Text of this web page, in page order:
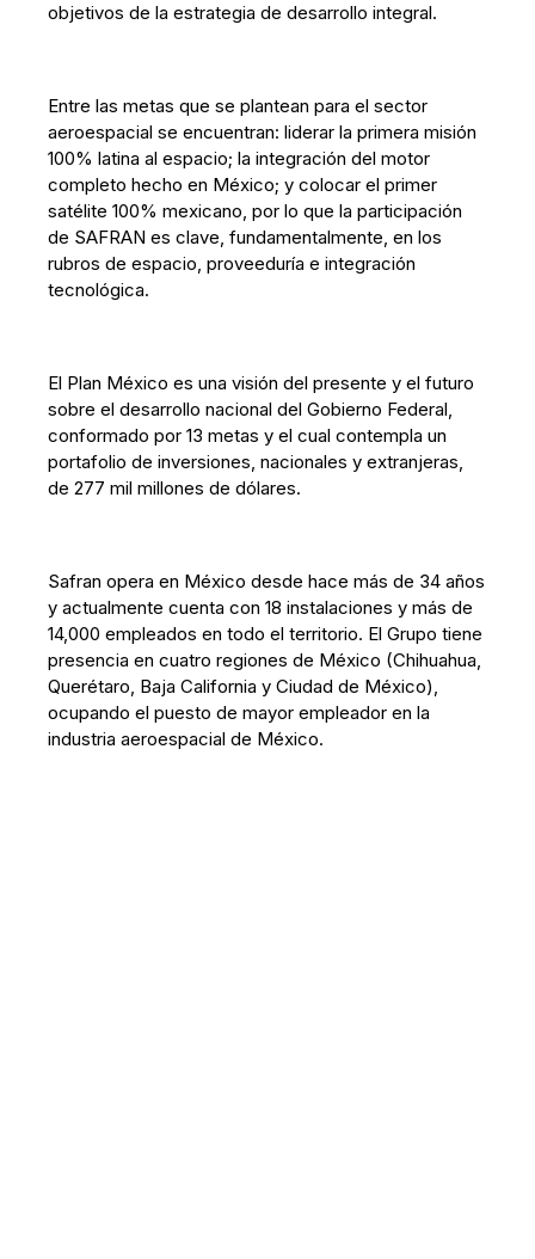
objetivos de la estrategia de desarrollo integral.
Entre las metas que se plantean para el sector
aeroespacial se encuentran: liderar la primera misión
100% latina al espacio; la integración del motor
completo hecho en México; y colocar el primer
satélite 100% mexicano, por lo que la participación
de SAFRAN es clave, fundamentalmente, en los
rubros de espacio, proveeduría e integración
tecnológica.
El Plan México es una visión del presente y el futuro
sobre el desarrollo nacional del Gobierno Federal,
conformado por 13 metas y el cual contempla un
portafolio de inversiones, nacionales y extranjeras,
de 277 mil millones de dólares.
Safran opera en México desde hace más de 34 años
y actualmente cuenta con 18 instalaciones y más de
14,000 empleados en todo el territorio. El Grupo tiene
presencia en cuatro regiones de México (Chihuahua,
Querétaro, Baja California y Ciudad de México),
ocupando el puesto de mayor empleador en la
industria aeroespacial de México.